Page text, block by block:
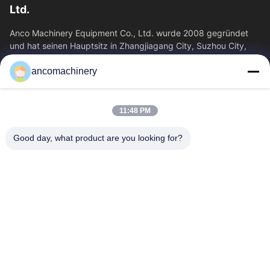
Ltd.
Anco Machinery Equipment Co., Ltd. wurde 2008 gegründet
und hat seinen Hauptsitz in Zhangjiagang City, Suzhou City,
Provinz Jiangsu. Es ist ein...
Schnelllinks
Über Uns
Fabrik Tour
Qualitätskontrolle
ancomachinery
11:48 PM
Good day, what product are you looking for?